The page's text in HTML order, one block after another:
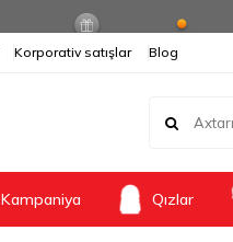
Korporativ satışlar Blog
Kampaniya Qızlar